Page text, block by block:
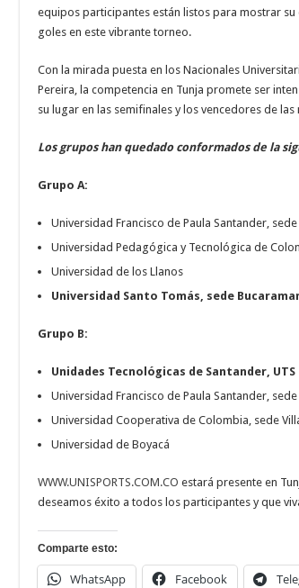
equipos participantes están listos para mostrar
goles en este vibrante torneo.
Con la mirada puesta en los Nacionales
Pereira, la competencia en Tunja promete ser
su lugar en las semifinales y los vencedores de
Los grupos han quedado conformados de la
Grupo A:
Universidad Francisco de Paula Santander, sede
Universidad Pedagógica y Tecnológica de
Universidad de los Llanos
Universidad Santo Tomás, sede
Grupo B:
Unidades Tecnológicas de Santander, UTS
Universidad Francisco de Paula Santander, sede
Universidad Cooperativa de Colombia, sede
Universidad de Boyacá
WWW.UNISPORTS.COM.CO estará presente en
deseamos éxito a todos los participantes y que
Comparte esto:
WhatsApp Facebook